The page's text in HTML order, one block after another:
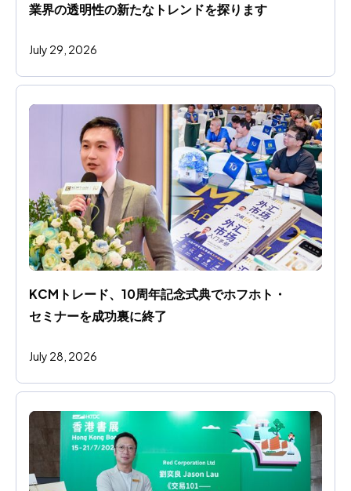
業界の透明性の新たなトレンドを探ります
July 29, 2026
KCMトレード、10周年記念式典でホフホト・
セミナーを成功裏に終了
July 28, 2026